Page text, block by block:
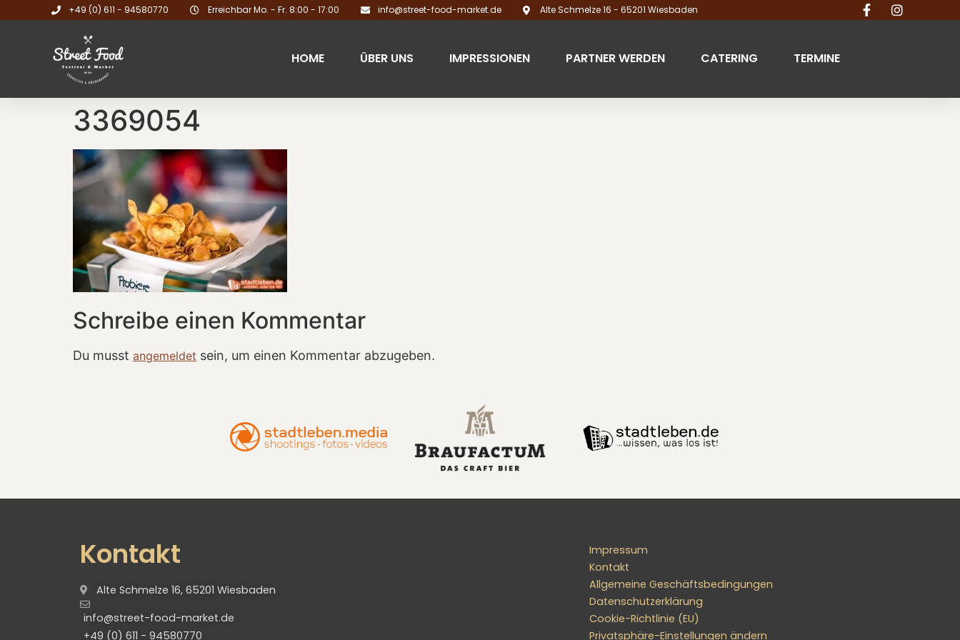
+49 (0) 611 - 94580770 Erreichbar Mo. - Fr. 8:00 - 17:00 info@street-food-market.de Alte Schmelze 16 - 65201 Wiesbaden
HOME ÜBER UNS IMPRESSIONEN PARTNER WERDEN CATERING TERMINE
3369054
Schreibe einen Kommentar
Du musst angemeldet sein, um einen Kommentar abzugeben.
Kontakt
Alte Schmelze 16, 65201 Wiesbaden
info@street-food-market.de
+49 (0) 611 - 94580770
Impressum
Kontakt
Allgemeine Geschäftsbedingungen
Datenschutzerklärung
Cookie-Richtlinie (EU)
Privatsphäre-Einstellungen ändern